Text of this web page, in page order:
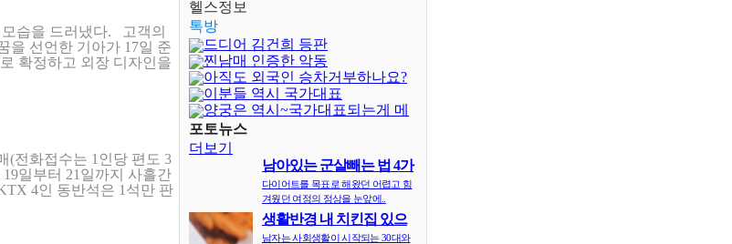
모습을 드러냈다. 고객의
을 선언한 기아가 17일 준
확정하고 외장 디자인을
(전화접수는 1인당 편도 3
일부터 21일까지 사흘간
4인 동반석은 1석만 판
헬스정보
톡방
드디어 김건희 등판
찐남매 인증한 악동
아직도 외국인 승차거부하나요?
이분들 역시 국가대표
양궁은 역시~국가대표되는게 메
달보다 어렵..
포토뉴스
더보기
남아있는 군살빼는 법 4가
지
다이어트를 목표로 해왔던 어렵고 힘
겨웠던 여정의 정상을 눈앞에..
생활반경 내 치킨집 있으
면 비만확률 ..
남자는 사회생활이 시작되는 30대와